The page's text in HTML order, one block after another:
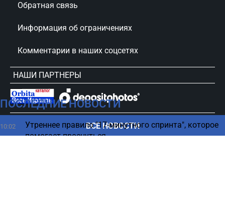
ПОСЛЕДНИЕ НОВОСТИ
10:02
Утреннее правило "17-минутного спринта", которое
помогает проснуться
ВСЕ НОВОСТИ
Обратная связь
Информация об ограничениях
Комментарии в наших соцсетях
НАШИ ПАРТНЕРЫ
сursorinfo.co.il © Все права защищены